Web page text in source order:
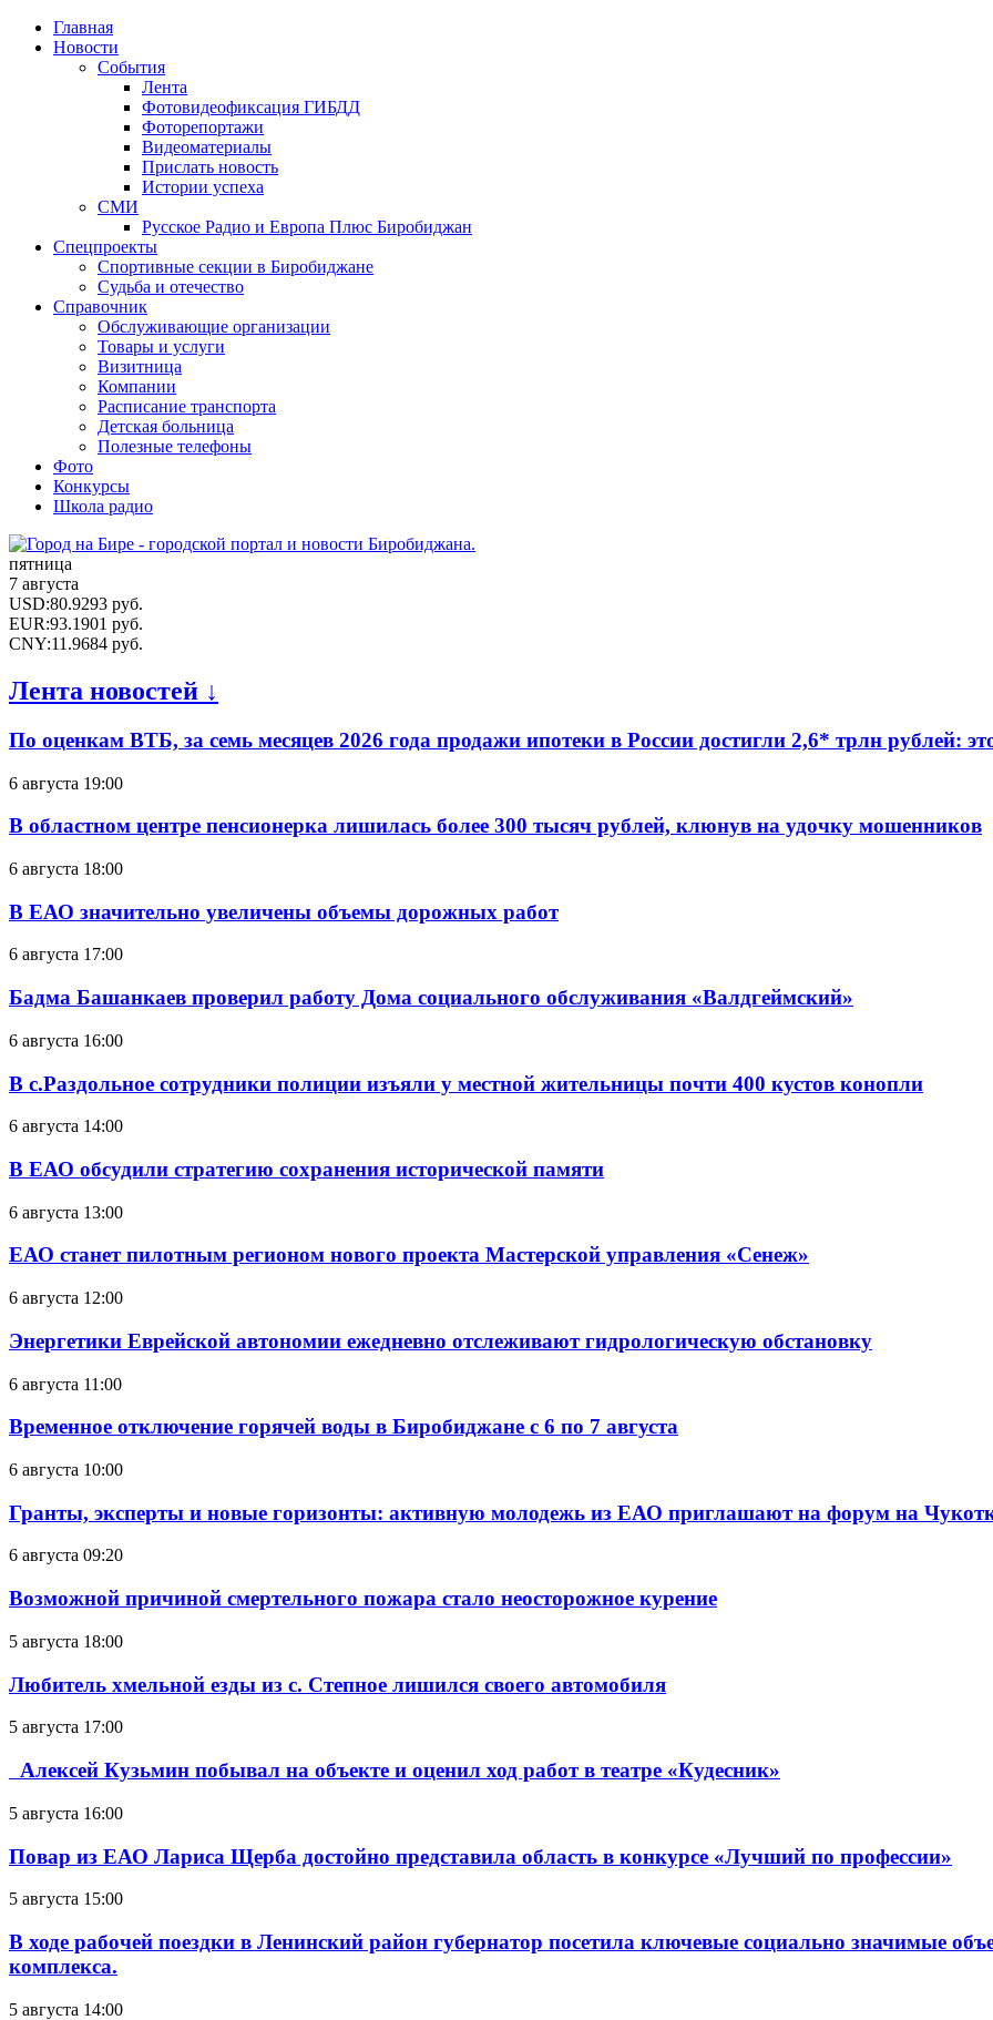
Главная
Новости
События
Лента
Фотовидеофиксация ГИБДД
Фоторепортажи
Видеоматериалы
Прислать новость
Истории успеха
СМИ
Русское Радио и Европа Плюс Биробиджан
Спецпроекты
Спортивные секции в Биробиджане
Судьба и отечество
Справочник
Обслуживающие организации
Товары и услуги
Визитница
Компании
Расписание транспорта
Детская больница
Полезные телефоны
Фото
Конкурсы
Школа радио
пятница
7 августа
USD:80.9293 руб.
EUR:93.1901 руб.
CNY:11.9684 руб.
Лента новостей ↓
По оценкам ВТБ, за семь месяцев 2026 года продажи ипотеки в России достигли 2,6* трлн рублей:
6 августа 19:00
В областном центре пенсионерка лишилась более 300 тысяч рублей, клюнув на удочку мошенников
6 августа 18:00
В ЕАО значительно увеличены объемы дорожных работ
6 августа 17:00
Бадма Башанкаев проверил работу Дома социального обслуживания «Валдгеймский»
6 августа 16:00
В с.Раздольное сотрудники полиции изъяли у местной жительницы почти 400 кустов конопли
6 августа 14:00
В ЕАО обсудили стратегию сохранения исторической памяти
6 августа 13:00
ЕАО станет пилотным регионом нового проекта Мастерской управления «Сенеж»
6 августа 12:00
Энергетики Еврейской автономии ежедневно отслеживают гидрологическую обстановку
6 августа 11:00
Временное отключение горячей воды в Биробиджане с 6 по 7 августа
6 августа 10:00
Гранты, эксперты и новые горизонты: активную молодежь из ЕАО приглашают на форум на
6 августа 09:20
Возможной причиной смертельного пожара стало неосторожное курение
5 августа 18:00
Любитель хмельной езды из с. Степное лишился своего автомобиля
5 августа 17:00
Алексей Кузьмин побывал на объекте и оценил ход работ в театре «Кудесник»
5 августа 16:00
Повар из ЕАО Лариса Щерба достойно представила область в конкурсе «Лучший по профессии»
5 августа 15:00
В ходе рабочей поездки в Ленинский район губернатор посетила ключевые социально значимые
комплекса.
5 августа 14:00